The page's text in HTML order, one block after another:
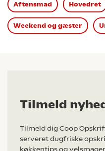
Aftensmad Hovedret
Weekend og gæster
Tilmeld
Tilmeld dig Coop
serveret dugfriske
køkkentips og